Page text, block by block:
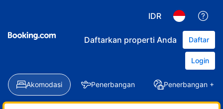
IDR
Daftarkan properti Anda Daftar
Login
Akomodasi Penerbangan Penerbangan +